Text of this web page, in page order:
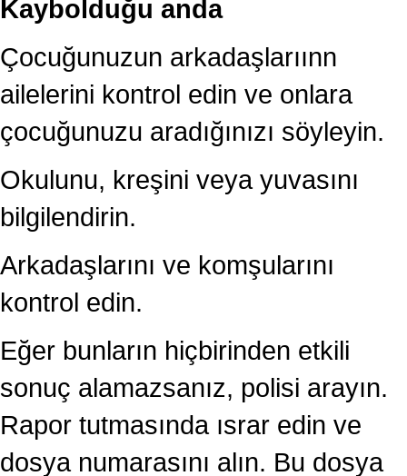
Kaybolduğu anda
Çocuğunuzun arkadaşlarıınn
ailelerini kontrol edin ve onlara
çocuğunuzu aradığınızı söyleyin.
Okulunu, kreşini veya yuvasını
bilgilendirin.
Arkadaşlarını ve komşularını
kontrol edin.
Eğer bunların hiçbirinden etkili
sonuç alamazsanız, polisi arayın.
Rapor tutmasında ısrar edin ve
dosya numarasını alın. Bu dosya